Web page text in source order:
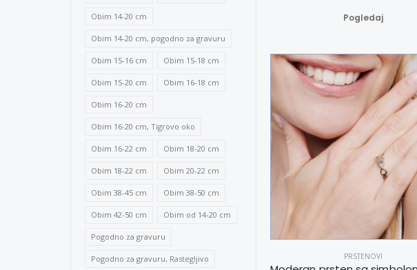
Pogledaj
PRSTENOVI
Obim 14-20 cm
Obim 14-20 cm, pogodno za gravuru
Obim 15-16 cm Obim 15-18 cm
Obim 15-20 cm Obim 16-18 cm
Obim 16-20 cm
Obim 16-20 cm, Tigrovo oko
Obim 16-22 cm Obim 18-20 cm
Obim 18-22 cm Obim 20-22 cm
Obim 38-45 cm Obim 38-50 cm
Obim 42-50 cm Obim od 14-20 cm
Pogodno za gravuru
Pogodno za gravuru, Rastegljivo